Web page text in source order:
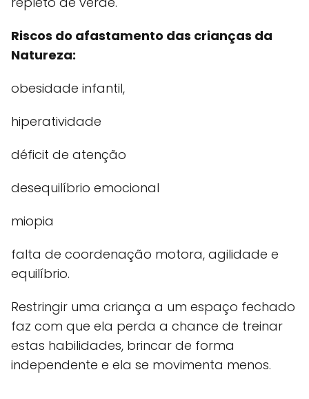
Riscos do afastamento das crianças da
Natureza:
obesidade infantil,
hiperatividade
déficit de atenção
desequilíbrio emocional
miopia
falta de coordenação motora, agilidade e
equilíbrio.
Restringir uma criança a um espaço fechado
faz com que ela perda a chance de treinar
estas habilidades, brincar de forma
independente e ela se movimenta menos.